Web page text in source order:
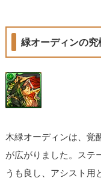
緑オーディンの
木緑オーディンは、覚
が広がりました。ステ
うも良し、アシスト用